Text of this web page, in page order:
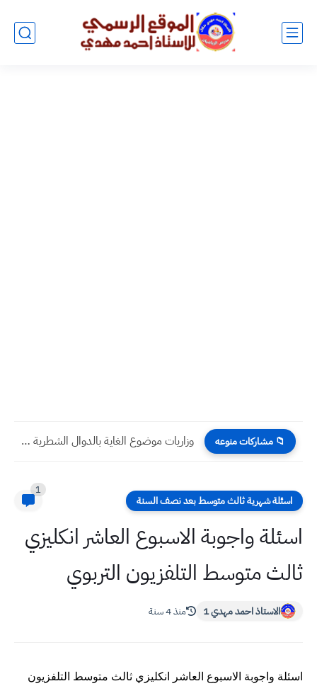
📁 مشاركات منوعه وزاريات موضوع الغايات مع الحل الفصل الثاني رياضيات السادس الادبي...
اسئلة شهرية ثالث متوسط بعد نصف السنة
1
اسئلة واجوبة الاسبوع العاشر انكليزي
ثالث متوسط التلفزيون التربوي
الاستاذ احمد مهدي 1 منذ 4 سنة
اسئلة واجوبة الاسبوع العاشر انكليزي ثالث متوسط التلفزيون